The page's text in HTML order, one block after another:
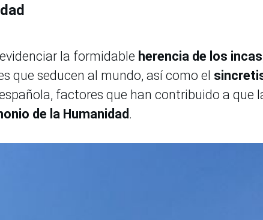
la formidable herencia de los incas
que seducen al mundo, así como el
factores que han contribuido a que
de la Humanidad.